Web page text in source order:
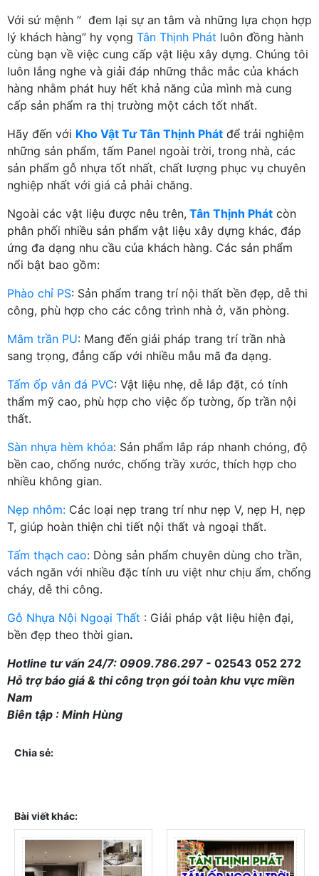
Với sứ mệnh ” đem lại sự an tâm và những lựa chọn hợp
lý khách hàng” hy vọng Tân Thịnh Phát luôn đồng hành
cùng bạn về việc cung cấp vật liệu xây dựng. Chúng tôi
luôn lắng nghe và giải đáp những thắc mắc của khách
hàng nhằm phát huy hết khả năng của mình mà cung
cấp sản phẩm ra thị trường một cách tốt nhất.
Hãy đến với Kho Vật Tư Tân Thịnh Phát để trải nghiệm
những sản phẩm, tấm Panel ngoài trời, trong nhà, các
sản phẩm gỗ nhựa tốt nhất, chất lượng phục vụ chuyên
nghiệp nhất với giá cả phải chăng.
Ngoài các vật liệu được nêu trên, Tân Thịnh Phát còn
phân phối nhiều sản phẩm vật liệu xây dựng khác, đáp
ứng đa dạng nhu cầu của khách hàng. Các sản phẩm
nổi bật bao gồm:
Phào chỉ PS: Sản phẩm trang trí nội thất bền đẹp, dễ thi
công, phù hợp cho các công trình nhà ở, văn phòng.
Mâm trần PU: Mang đến giải pháp trang trí trần nhà
sang trọng, đẳng cấp với nhiều mẫu mã đa dạng.
Tấm ốp vân đá PVC: Vật liệu nhẹ, dễ lắp đặt, có tính
thẩm mỹ cao, phù hợp cho việc ốp tường, ốp trần nội
thất.
Sàn nhựa hèm khóa: Sản phẩm lắp ráp nhanh chóng, độ
bền cao, chống nước, chống trầy xước, thích hợp cho
nhiều không gian.
Nẹp nhôm: Các loại nẹp trang trí như nẹp V, nẹp H, nẹp
T, giúp hoàn thiện chi tiết nội thất và ngoại thất.
Tấm thạch cao: Dòng sản phẩm chuyên dùng cho trần,
vách ngăn với nhiều đặc tính ưu việt như chịu ẩm, chống
cháy, dễ thi công.
Gỗ Nhựa Nội Ngoại Thất : Giải pháp vật liệu hiện đại,
bền đẹp theo thời gian.
Hotline tư vấn 24/7: 0909.786.297 - 02543 052 272
Hỗ trợ báo giá & thi công trọn gói toàn khu vực miền
Nam
Biên tập : Minh Hùng
Chia sẻ:
Bài viết khác: